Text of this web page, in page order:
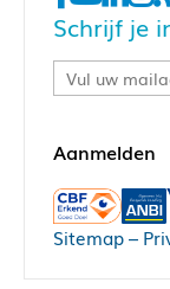
Schrijf je
Sitemap–